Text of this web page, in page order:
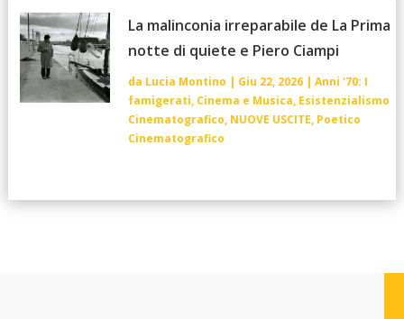
La malinconia irreparabile de La Prima
notte di quiete e Piero Ciampi
da Lucia Montino | Giu 22, 2026| Anni '70: I
famigerati, Cinema e Musica, Esistenzialismo
Cinematografico, NUOVE USCITE, Poetico
Cinematografico